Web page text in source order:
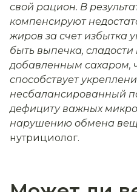
свой рацион. В
компенсируют
жиров за счет избытка
быть выпечка, сладости
добавленным сахаром,
способствует
несбалансированный
дефициту важных
нарушению обмена
нутрициолог.